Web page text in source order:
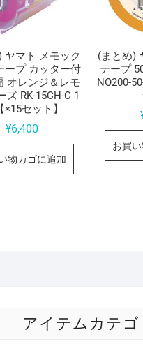
ヤマト メモック
ープ カッター付
オレンジ＆レモ
ズ RK-15CH-C 1
×15セット】
¥6,400
物カゴに追加
(まとめ)
テープ
NO200-
お買
アイテムカテゴ